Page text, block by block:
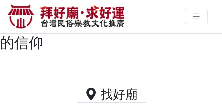
桃園市楊梅區供奉玉皇大帝的好廟
資料｜拜好廟求好運 找到與您有緣
的信仰
找好廟